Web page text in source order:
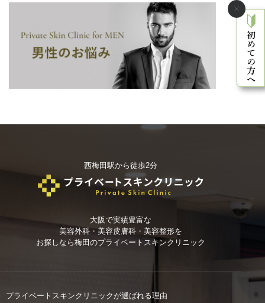
西梅田駅から徒歩2分
大阪で実績豊富な
美容外科・美容皮膚科・美容整形を
お探しなら梅田のプライベートスキンクリニック
プライベートスキンクリニックが選ばれる理由